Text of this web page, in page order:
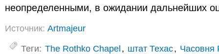
неопределенными, в ожидании дальнейших
Источник: Artmajeur
Теги: The Rothko Chapel, штат Техас, Часовня